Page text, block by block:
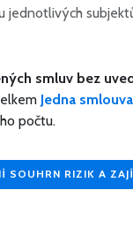
jednotlivých
smluv bez
Jedna smlouva
počtu.
SOUHRN RIZIK A